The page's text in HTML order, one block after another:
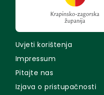
Uvjeti korištenja
Impressum
Pitajte nas
Izjava o pristupačnosti